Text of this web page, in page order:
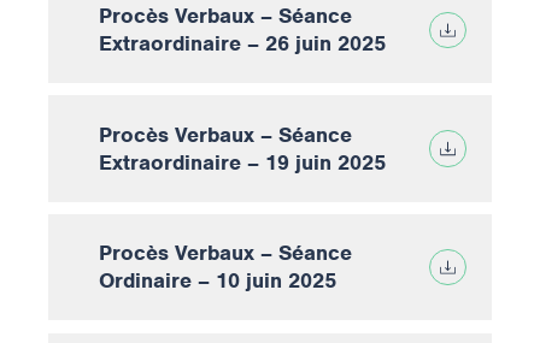
Procès Verbaux – Séance
Extraordinaire – 26 juin 2025
Procès Verbaux – Séance
Extraordinaire – 19 juin 2025
Procès Verbaux – Séance
Ordinaire – 10 juin 2025